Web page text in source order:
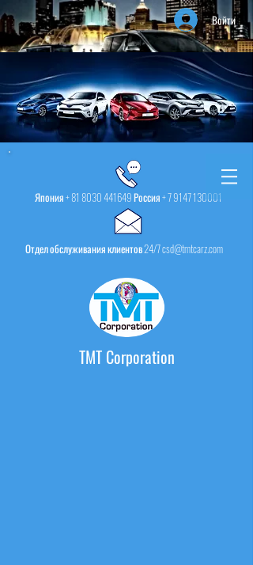
Войти
Япония +81 8030 441649Россия +7 9147 130001
Отдел обслуживания клиентов 24/7 csd@tmtcarz.com
TMT Corporation